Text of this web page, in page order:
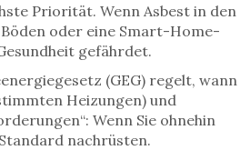
Priorität. Wenn Asbest in den
oder eine Smart-Home-
gefährdet.
(GEG)regelt, wann
Heizungen) und
Wenn Sie ohnehin
nachrüsten.